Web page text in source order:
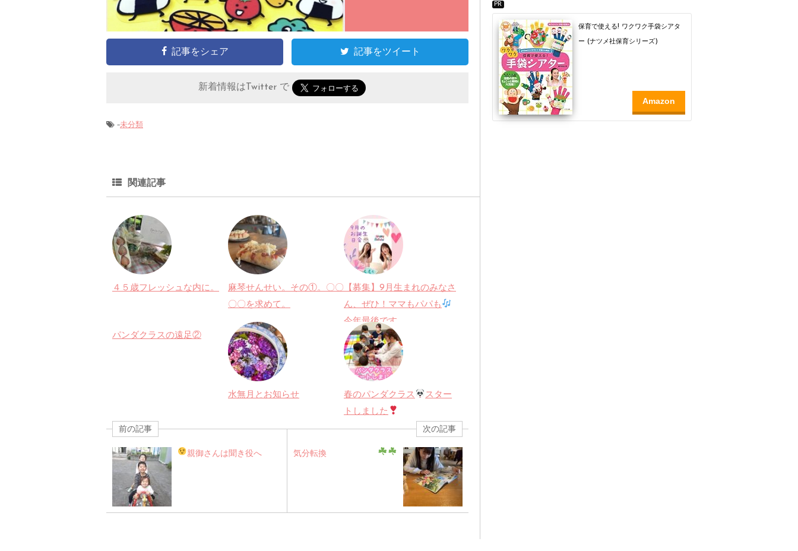
記事をシェア 記事をツイート
新着情報はTwitter で
-未分類
関連記事
４５歳フレッシュな内に。
麻琴せんせい。その①。〇〇
〇〇を求めて。
【募集】9月生まれのみなさ
ん、ぜひ！ママもパパも
今年最後です。
パンダクラスの遠足②
水無月とお知らせ 春のパンダクラス
スター
トしました
前の記事
親御さんは聞き役へ
次の記事
気分転換
PR
保育で使える! ワクワク手袋シアタ
ー (ナツメ社保育シリーズ)
Amazon